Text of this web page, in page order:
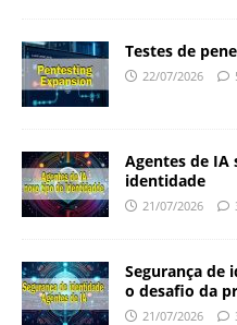
Testes de
22/07/2026
Agentes de
identidade
21/07/2026
Segurança de
o desafio da
21/07/2026